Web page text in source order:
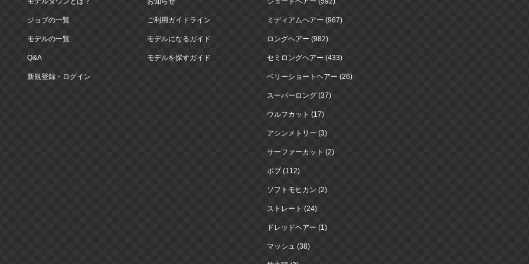
ジョブの一覧
モデルの一覧
Q&A
新規登録・ログイン
ご利用ガイドライン
モデルになるガイド
モデルを探すガイド
ミディアムヘアー (967)
ロングヘアー (982)
セミロングヘアー (433)
ベリーショートヘアー (26)
スーパーロング (37)
ウルフカット (17)
アシンメトリー (3)
サーファーカット (2)
ボブ (112)
ソフトモヒカン (2)
ストレート (24)
ドレッドヘアー (1)
マッシュ (38)